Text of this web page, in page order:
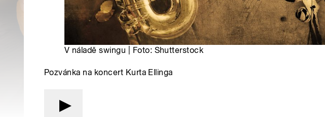
V náladě swingu | Foto: Shutterstock
Pozvánka na koncert Kurta Ellinga